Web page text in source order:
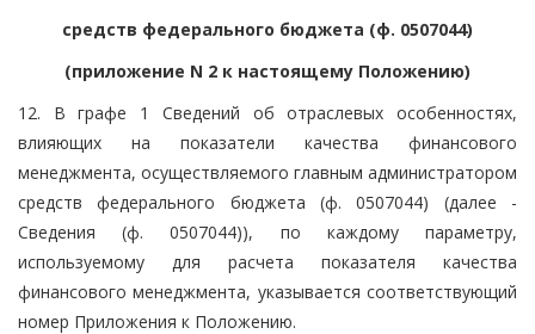
средств федерального бюджета (ф. 0507044)
(приложение N 2 к настоящему Положению)
12. В графе 1 Сведений об отраслевых особенностях,
влияющих на показатели качества финансового
менеджмента, осуществляемого главным администратором
средств федерального бюджета (ф. 0507044) (далее -
Сведения (ф. 0507044)), по каждому параметру,
используемому для расчета показателя качества
финансового менеджмента, указывается соответствующий
номер Приложения к Положению.